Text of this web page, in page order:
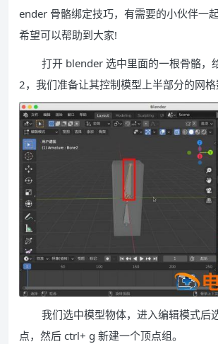
ender 骨骼绑定技巧，有需要的小伙伴一起
希望可以帮助到大家!
打开 blender 选中里面的一根骨骼，
2，我们准备让其控制模型上半部分的网格
我们选中模型物体，进入编辑模式后
点，然后 ctrl+ g 新建一个顶点组。